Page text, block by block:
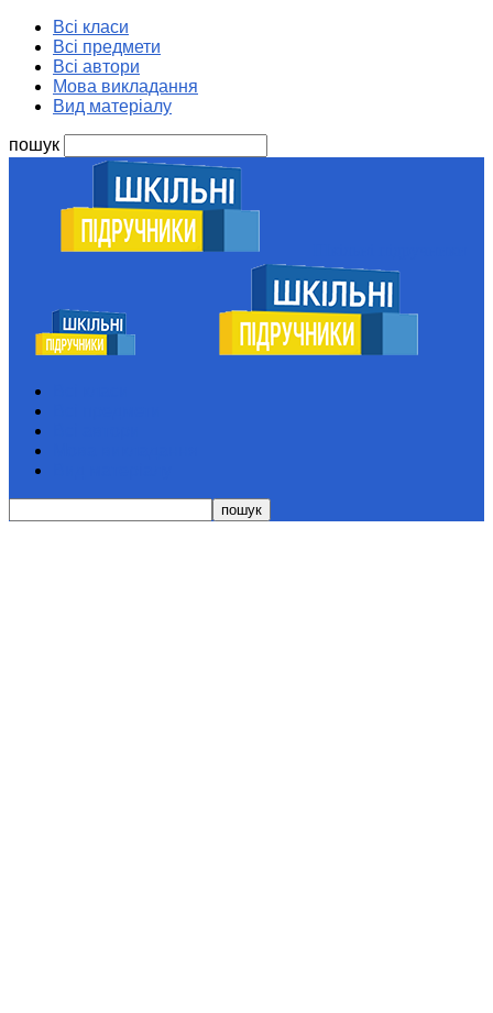
Всі класи
Всі предмети
Всі автори
Мова викладання
Вид матеріалу
пошук